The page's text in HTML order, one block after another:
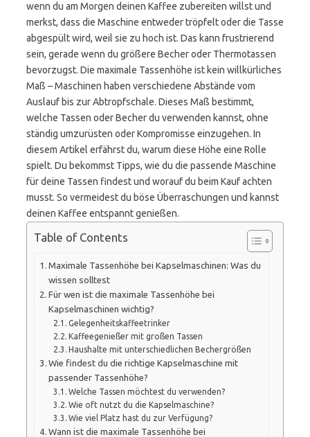
wenn du am Morgen deinen Kaffee zubereiten willst und
merkst, dass die Maschine entweder tröpfelt oder die Tasse
abgespült wird, weil sie zu hoch ist. Das kann frustrierend
sein, gerade wenn du größere Becher oder Thermotassen
bevorzugst. Die maximale Tassenhöhe ist kein willkürliches
Maß – Maschinen haben verschiedene Abstände vom
Auslauf bis zur Abtropfschale. Dieses Maß bestimmt,
welche Tassen oder Becher du verwenden kannst, ohne
ständig umzurüsten oder Kompromisse einzugehen. In
diesem Artikel erfährst du, warum diese Höhe eine Rolle
spielt. Du bekommst Tipps, wie du die passende Maschine
für deine Tassen findest und worauf du beim Kauf achten
musst. So vermeidest du böse Überraschungen und kannst
deinen Kaffee entspannt genießen.
Table of Contents
Maximale Tassenhöhe bei Kapselmaschinen: Was du
wissen solltest
Für wen ist die maximale Tassenhöhe bei
Kapselmaschinen wichtig?
Gelegenheitskaffeetrinker
Kaffeegenießer mit großen Tassen
Haushalte mit unterschiedlichen Bechergrößen
Wie findest du die richtige Kapselmaschine mit
passender Tassenhöhe?
Welche Tassen möchtest du verwenden?
Wie oft nutzt du die Kapselmaschine?
Wie viel Platz hast du zur Verfügung?
Wann ist die maximale Tassenhöhe bei